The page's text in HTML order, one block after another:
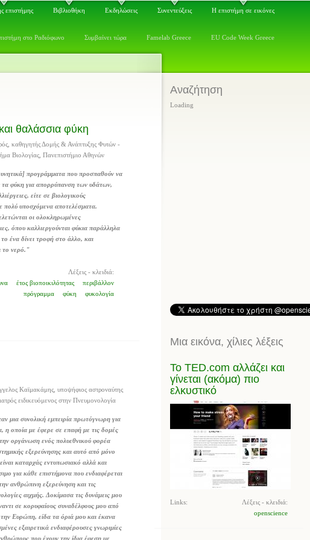
επιστήμης Βιβλιοθήκη Εκδηλώσεις Συνεντεύξεις Η επιστήμη σε εικόνες
στο Ραδιόφωνο Συμβαίνει τώρα Famelab Greece EU Code Week Greece
θαλάσσια φύκη
καθηγητής Δομής & Ανάπτυξης Φυτών -
Βιολογίας, Πανεπιστήμιο Αθηνών
προγράμματα που προσπαθούν να
τα φύκη για απορρύπανση των υδάτων,
είτε σε βιολογικούς
πολύ υποσχόμενα αποτελέσματα.
οι ολοκληρωμένες
όπου καλλιεργούνται φύκια παράλληλα
ένα δίνει τροφή στο άλλο, και
το νερό."
Λέξεις - κλειδιά:
έτος βιοποικιλότητας
περιβάλλον
πρόγραμμα
φύκη
φυκολογία
Καϊμακάμης, υποψήφιος αστροναύτης
ειδικευόμενος στην Πνευμονολογία
μια συνολική εμπειρία πρωτόγνωρη για
η οποία με έφερε σε επαφή με τις δομές
οργάνωση ενός πολυεθνικού φορέα
εξερεύνησης και αυτό από μόνο
καταρχάς εντυπωσιακό αλλά και
για κάθε επιστήμονα που ενδιαφέρεται
ανθρώπινη εξερεύνηση και τις
αιχμής. Δοκίμασα τις δυνάμεις μου
σε κορυφαίους συναδέλφους μου από
Ευρώπη, είδα τα όριά μου και έκανα
εξαιρετικά ενδιαφέρουσες γνωριμίες
που έχουν την ίδια έφεση με
Αναζήτηση
Loading
Μια εικόνα, χίλιες λέξεις
Το TED.com αλλάζει και
γίνεται (ακόμα) πιο
ελκυστικό
Λέξεις - κλειδιά:
openscience
Links: